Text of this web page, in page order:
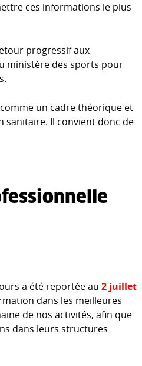
ces informations le plus
progressif aux
ministère des sports pour
un cadre théorique et
sanitaire. Il convient donc de
a été reportée au 2 juillet
dans les meilleures
de nos activités, afin que
dans leurs structures